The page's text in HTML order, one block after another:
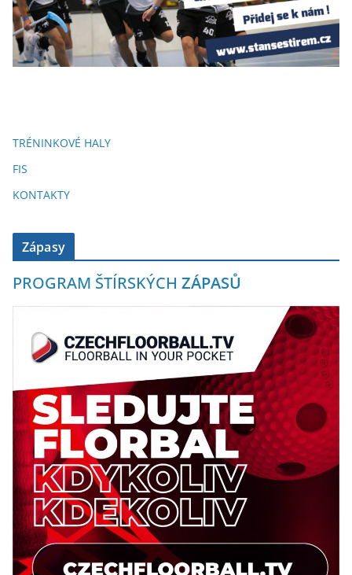
TRÉNINKOVÉ HALY
FIS
KONTAKTY
Zápasy
PROGRAM ŠTÍRSKÝCH ZÁPASŮ